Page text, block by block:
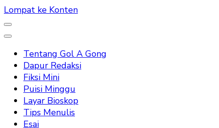
Lompat ke Konten
Tentang Gol A Gong
Dapur Redaksi
Fiksi Mini
Puisi Minggu
Layar Bioskop
Tips Menulis
Esai